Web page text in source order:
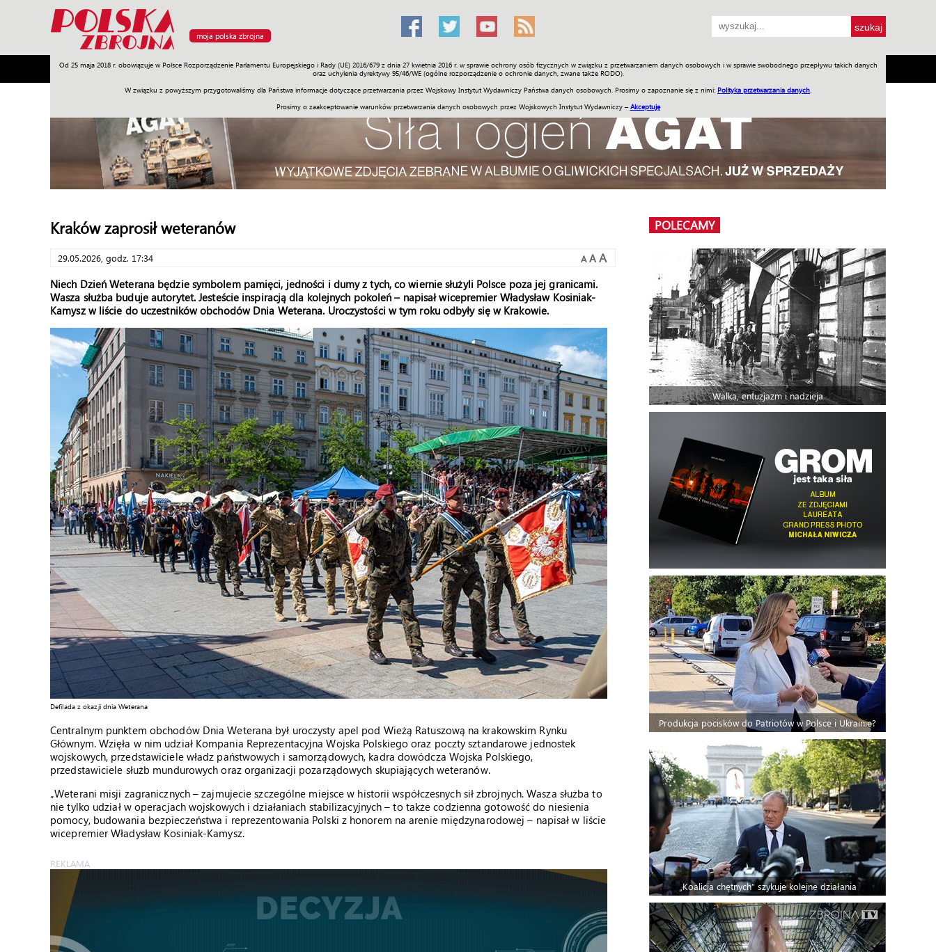
moja polska zbrojna
Od 25 maja 2018 r. obowiązuje w Polsce Rozporządzenie Parlamentu Europejskiego i Rady (UE) 2016/679 z dnia 27 kwietnia 2016 r. w sprawie ochrony osób fizycznych w związku z przetwarzaniem danych osobowych i w sprawie swobodnego przepływu takich danych
oraz uchylenia dyrektywy 95/46/WE (ogólne rozporządzenie o ochronie danych, zwane także RODO).
W związku z powyższym przygotowaliśmy dla Państwa informacje dotyczące przetwarzania przez Wojskowy Instytut Wydawniczy Państwa danych osobowych. Prosimy o zapoznanie się z nimi: Polityka przetwarzania danych
Prosimy o zaakceptowanie warunków przetwarzania danych osobowych przez Wojskowych Instytut Wydawniczy – Akceptuję
Armia Poligon Sprzęt Misje Polityka Prawo Świat Społeczność Sport Historia Galerie Wideo ENGLISH SKLEP Jednodniówki Praca w WIW
Kraków zaprosił weteranów
29.05.2026, godz. 17:34 A A A
Niech Dzień Weterana będzie symbolem pamięci, jedności i dumy z tych, co wiernie służyli Polsce poza jej granicami.
Wasza służba buduje autorytet. Jesteście inspiracją dla kolejnych pokoleń – napisał wicepremier Władysław Kosiniak-
Kamysz w liście do uczestników obchodów Dnia Weterana. Uroczystości w tym roku odbyły się w Krakowie.
Defilada z okazji dnia Weterana
Centralnym punktem obchodów Dnia Weterana był uroczysty apel pod Wieżą Ratuszową na krakowskim Rynku
Głównym. Wzięła w nim udział Kompania Reprezentacyjna Wojska Polskiego oraz poczty sztandarowe jednostek
wojskowych, przedstawiciele władz państwowych i samorządowych, kadra dowódcza Wojska Polskiego,
przedstawiciele służb mundurowych oraz organizacji pozarządowych skupiających weteranów.
„Weterani misji zagranicznych – zajmujecie szczególne miejsce w historii współczesnych sił zbrojnych. Wasza służba to
nie tylko udział w operacjach wojskowych i działaniach stabilizacyjnych – to także codzienna gotowość do niesienia
pomocy, budowania bezpieczeństwa i reprezentowania Polski z honorem na arenie międzynarodowej – napisał w liście
wicepremier Władysław Kosiniak-Kamysz.
REKLAMA
POLECAMY
Walka, entuzjazm i nadzieja
Produkcja pocisków do Patriotów w Polsce i Ukrainie?
„Koalicja chętnych” szykuje kolejne działania